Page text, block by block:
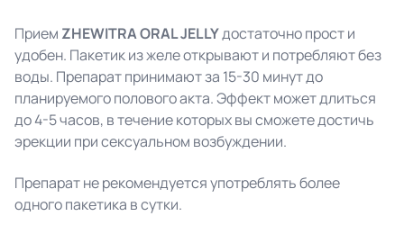
Прием ZHEWITRA ORAL JELLYдостаточно прост и
удобен. Пакетик из желе открывают и потребляют без
воды. Препарат принимают за 15-30 минут до
планируемого полового акта. Эффект может длиться
до 4-5 часов, в течение которых вы сможете достичь
эрекции при сексуальном возбуждении.
Препарат не рекомендуется употреблять более
одного пакетика в сутки.